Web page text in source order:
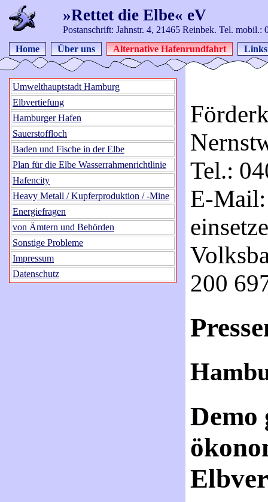
Umwelthauptstadt Hamburg
Elbvertiefung
Hamburger Hafen
Sauerstoffloch
Baden und Fische in der Elbe
Plan für die Elbe Wasserrahmenrichtlinie
Hafencity
Heavy Metall / Kupferproduktion / -Mine
Energiefragen
von Ämtern und Behörden
Sonstige Probleme
Impressum
Datenschutz
Tel.:
E-
200
Demo
»Rettet die Elbe« eV
Postanschrift: Jahnstr. 4, 21465 Reinbek. Tel. mobil.:
Home
Über uns Alternative Hafenrundfahrt Links